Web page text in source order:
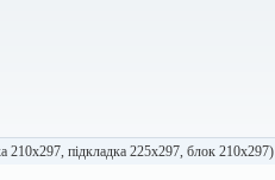
підкладка 225х297, блок 210х297)